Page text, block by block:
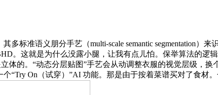
标准语义朋分手艺（multi-scale semantic segmentation）
。这就是为什么没露小腿，让我有点儿怕。保举算法的逻
体的。“动态分层贴图”手艺会从动调整衣服的视觉层级，
“Try On（试穿）”AI 功能。那是由于按着菜谱买对了食材